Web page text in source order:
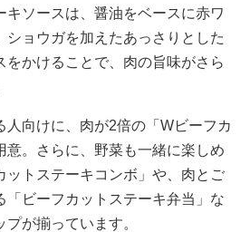
ソースは、醤油をベースに赤ワ
ショウガを加えたあっさりとした
をかけることで、肉の旨味がさら
向けに、肉が2倍の「Wビーフカ
意。さらに、野菜も一緒に楽しめ
ットステーキコンボ」や、肉とご
「ビーフカットステーキ弁当」な
が揃っています。